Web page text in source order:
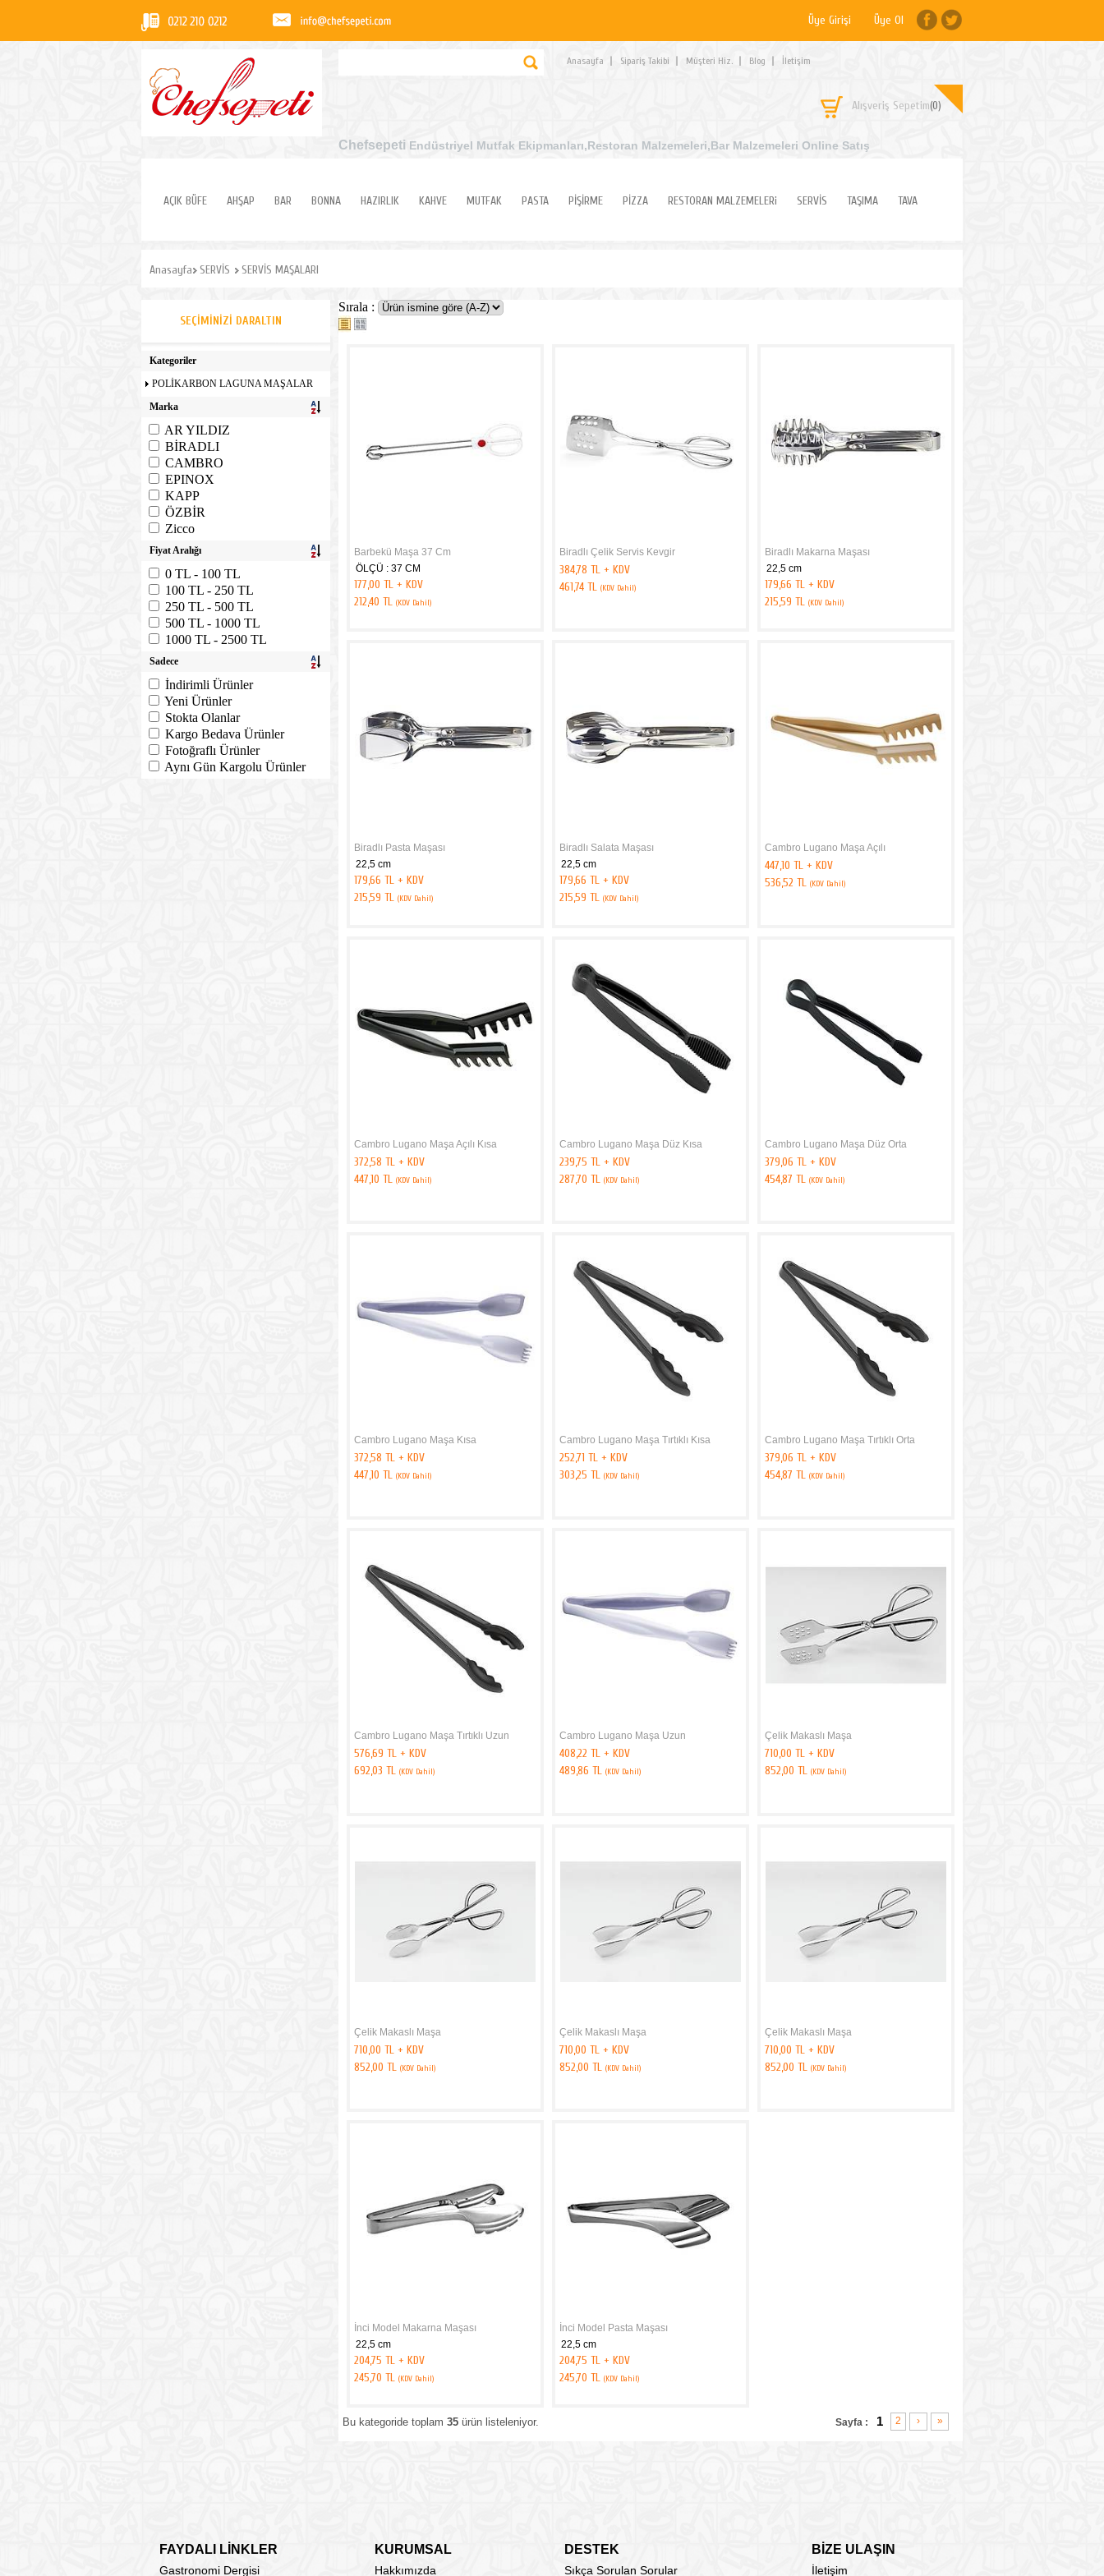
Üye Girişi Üye Ol
Anasayfa Sipariş Takibi Müşteri Hiz. Blog İletişim
Alışveriş Sepetim(0)
Chefsepeti Endüstriyel Mutfak Ekipmanları,Restoran Malzemeleri,Bar Malzemeleri Online Satış
AÇIK BÜFE AHŞAP BAR BONNA HAZIRLIK KAHVE MUTFAK PASTA PİŞİRME PİZZA RESTORAN MALZEMELERi SERVİS TAŞIMA TAVA
Anasayfa SERVİS SERVİS MAŞALARI
SEÇIMINIZI DARALTIN
Kategoriler
POLİKARBON LAGUNA MAŞALAR
Marka
AR YILDIZ
BİRADLI
CAMBRO
EPINOX
KAPP
ÖZBİR
Zicco
Fiyat Aralığı
0 TL - 100 TL
100 TL - 250 TL
250 TL - 500 TL
500 TL - 1000 TL
1000 TL - 2500 TL
Sadece
İndirimli Ürünler
Yeni Ürünler
Stokta Olanlar
Kargo Bedava Ürünler
Fotoğraflı Ürünler
Aynı Gün Kargolu Ürünler
Sırala :
Barbekü Maşa 37 Cm
ÖLÇÜ : 37 CM
177,00 TL + KDV
212,40 TL (KDV Dahil)
Biradlı Çelik Servis Kevgir
384,78 TL + KDV
461,74 TL (KDV Dahil)
Biradlı Makarna Maşası
22,5 cm
179,66 TL + KDV
215,59 TL (KDV Dahil)
Biradlı Pasta Maşası
22,5 cm
179,66 TL + KDV
215,59 TL (KDV Dahil)
Biradlı Salata Maşası
22,5 cm
179,66 TL + KDV
215,59 TL (KDV Dahil)
Cambro Lugano Maşa Açılı
447,10 TL + KDV
536,52 TL (KDV Dahil)
Cambro Lugano Maşa Açılı Kısa
372,58 TL + KDV
447,10 TL (KDV Dahil)
Cambro Lugano Maşa Düz Kısa
239,75 TL + KDV
287,70 TL (KDV Dahil)
Cambro Lugano Maşa Düz Orta
379,06 TL + KDV
454,87 TL (KDV Dahil)
Cambro Lugano Maşa Kısa
372,58 TL + KDV
447,10 TL (KDV Dahil)
Cambro Lugano Maşa Tırtıklı Kısa
252,71 TL + KDV
303,25 TL (KDV Dahil)
Cambro Lugano Maşa Tırtıklı Orta
379,06 TL + KDV
454,87 TL (KDV Dahil)
Cambro Lugano Maşa Tırtıklı Uzun
576,69 TL + KDV
692,03 TL (KDV Dahil)
Cambro Lugano Maşa Uzun
408,22 TL + KDV
489,86 TL (KDV Dahil)
Çelik Makaslı Maşa
710,00 TL + KDV
852,00 TL (KDV Dahil)
Çelik Makaslı Maşa
710,00 TL + KDV
852,00 TL (KDV Dahil)
Çelik Makaslı Maşa
710,00 TL + KDV
852,00 TL (KDV Dahil)
Çelik Makaslı Maşa
710,00 TL + KDV
852,00 TL (KDV Dahil)
İnci Model Makarna Maşası
22,5 cm
204,75 TL + KDV
245,70 TL (KDV Dahil)
İnci Model Pasta Maşası
22,5 cm
204,75 TL + KDV
245,70 TL (KDV Dahil)
Bu kategoride toplam 35 ürün listeleniyor. Sayfa : 1 2 › »
FAYDALI LİNKLER KURUMSAL DESTEK BİZE ULAŞIN
Gastronomi Dergisi Hakkımızda Sıkça Sorulan Sorular İletişim